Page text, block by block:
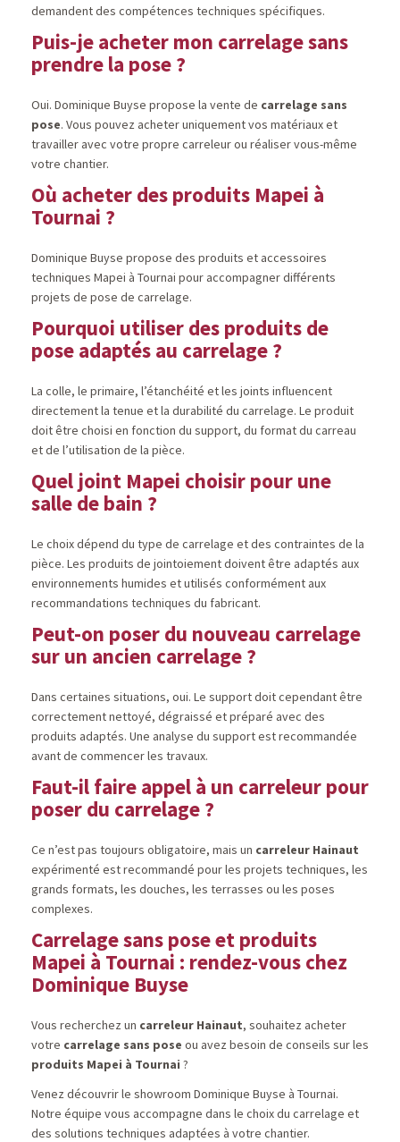
demandent des compétences techniques spécifiques.
Puis-je acheter mon carrelage sans
prendre la pose ?
Oui. Dominique Buyse propose la vente de carrelage sans
pose. Vous pouvez acheter uniquement vos matériaux et
travailler avec votre propre carreleur ou réaliser vous-même
votre chantier.
Où acheter des produits Mapei à
Tournai ?
Dominique Buyse propose des produits et accessoires
techniques Mapei à Tournai pour accompagner différents
projets de pose de carrelage.
Pourquoi utiliser des produits de
pose adaptés au carrelage ?
La colle, le primaire, l’étanchéité et les joints influencent
directement la tenue et la durabilité du carrelage. Le produit
doit être choisi en fonction du support, du format du carreau
et de l’utilisation de la pièce.
Quel joint Mapei choisir pour une
salle de bain ?
Le choix dépend du type de carrelage et des contraintes de la
pièce. Les produits de jointoiement doivent être adaptés aux
environnements humides et utilisés conformément aux
recommandations techniques du fabricant.
Peut-on poser du nouveau carrelage
sur un ancien carrelage ?
Dans certaines situations, oui. Le support doit cependant être
correctement nettoyé, dégraissé et préparé avec des
produits adaptés. Une analyse du support est recommandée
avant de commencer les travaux.
Faut-il faire appel à un carreleur pour
poser du carrelage ?
Ce n’est pas toujours obligatoire, mais un carreleur Hainaut
expérimenté est recommandé pour les projets techniques, les
grands formats, les douches, les terrasses ou les poses
complexes.
Carrelage sans pose et produits
Mapei à Tournai : rendez-vous chez
Dominique Buyse
Vous recherchez un carreleur Hainaut, souhaitez acheter
votre carrelage sans pose ou avez besoin de conseils sur les
produits Mapei à Tournai ?
Venez découvrir le showroom Dominique Buyse à Tournai.
Notre équipe vous accompagne dans le choix du carrelage et
des solutions techniques adaptées à votre chantier.